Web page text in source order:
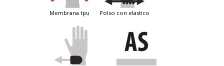
membrana tpu polso con elastico